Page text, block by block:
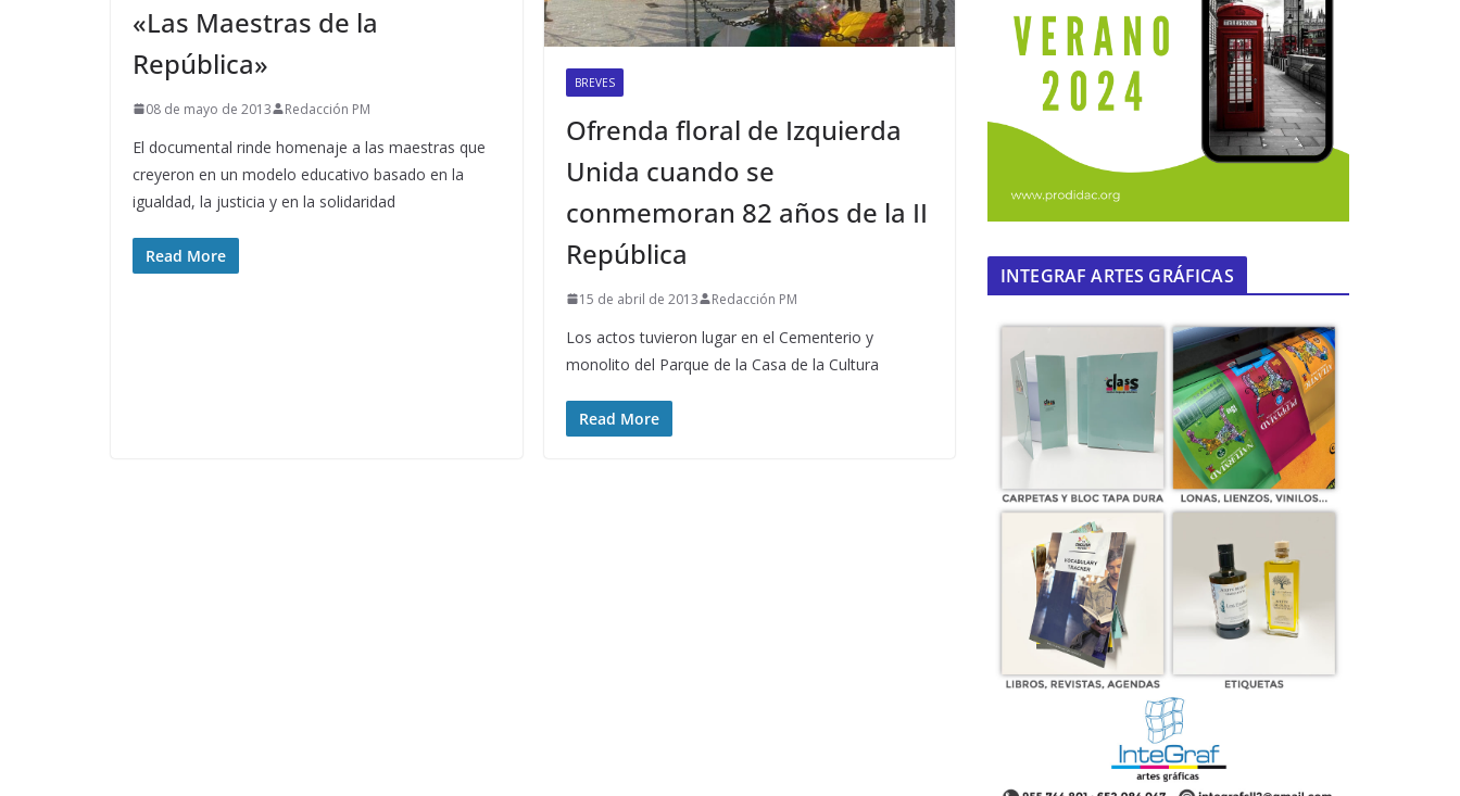
«Las Maestras de la
República»
08 de mayo de 2013 Redacción PM
El documental rinde homenaje a las maestras que
creyeron en un modelo educativo basado en la
igualdad, la justicia y en la solidaridad
Read More
BREVES
Ofrenda floral de Izquierda
Unida cuando se
conmemoran 82 años de la II
República
15 de abril de 2013 Redacción PM
Los actos tuvieron lugar en el Cementerio y
monolito del Parque de la Casa de la Cultura
Read More
INTEGRAF ARTES GRÁFICAS